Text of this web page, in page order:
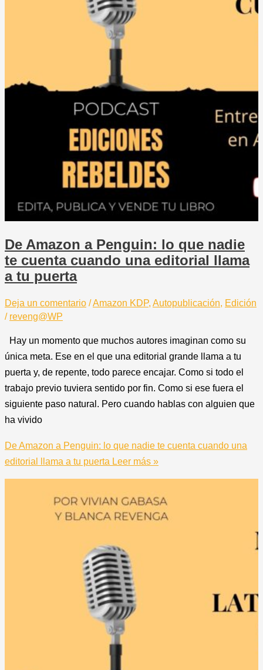
De Amazon a Penguin: lo que nadie
te cuenta cuando una editorial llama
a tu puerta
Deja un comentario /Amazon KDP, Autopublicación, Edición
/ reveng@WP
Hay un momento que muchos autores imaginan como su
única meta. Ese en el que una editorial grande llama a tu
puerta y, de repente, todo parece encajar. Como si todo el
trabajo previo tuviera sentido por fin. Como si ese fuera el
siguiente paso natural. Pero cuando hablas con alguien que
ha vivido
De Amazon a Penguin: lo que nadie te cuenta cuando una
editorial llama a tu puerta Leer más »